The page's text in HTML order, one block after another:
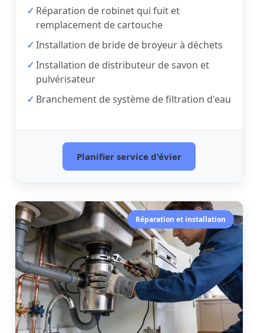
Réparation de robinet qui fuit et
remplacement de cartouche
Installation de bride de broyeur à déchets
Installation de distributeur de savon et
pulvérisateur
Branchement de système de filtration d'eau
Planifier service d'évier
Réparation et installation